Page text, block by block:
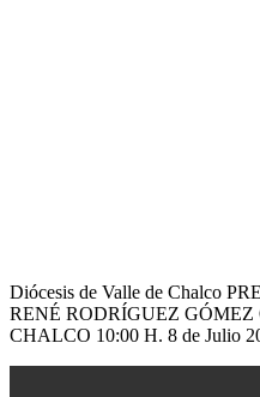
Diócesis de Valle de Chalco
RENÉ RODRÍGUEZ
CHALCO 10:00 H. 8 de Julio